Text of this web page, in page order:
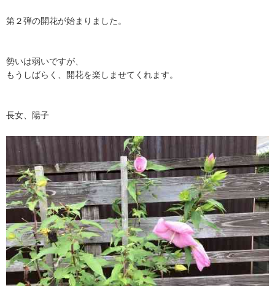
第２弾の開花が始まりました。
勢いは弱いですが、
もうしばらく、開花を楽しませてくれます。
長女、陽子